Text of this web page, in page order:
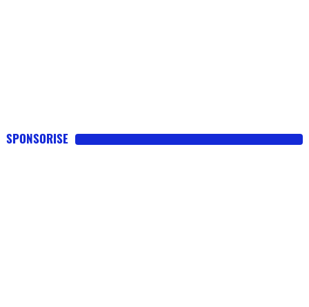
SPONSORISE